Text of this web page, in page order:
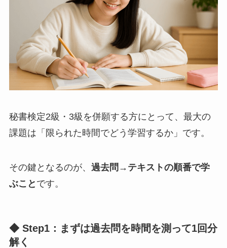
秘書検定2級・3級を併願する方にとって、最大の
課題は「限られた時間でどう学習するか」です。
その鍵となるのが、 過去問→テキストの順番で学
ぶこと です。
◆ Step1：まずは過去問を時間を測って1回分
解く